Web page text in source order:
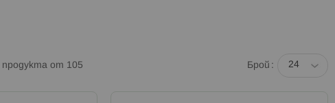
Брой
продукта от 105